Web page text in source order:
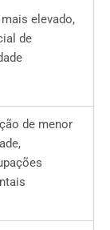
elevado,
de
de menor